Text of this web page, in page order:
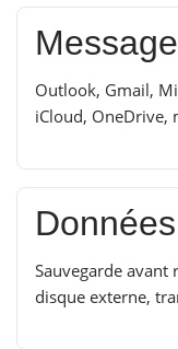
Outlook, Gmail,
iCloud, OneDrive,
Sauvegarde
disque externe,